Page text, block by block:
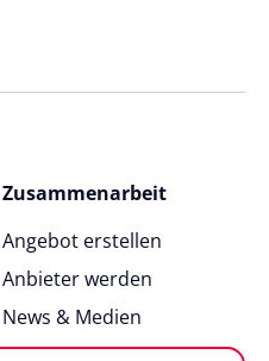
Zusammenarbeit
Angebot erstellen
Anbieter werden
News & Medien